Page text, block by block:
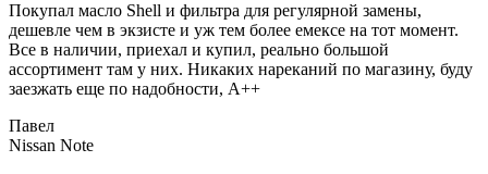
Покупал масло Shell и фильтра для регулярной замены,
дешевле чем в экзисте и уж тем более емексе на тот момент.
Все в наличии, приехал и купил, реально большой
ассортимент там у них. Никаких нареканий по магазину, буду
заезжать еще по надобности, A++
Павел
Nissan Note